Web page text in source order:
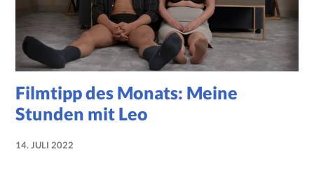
Filmtipp des Monats: Meine
Stunden mit Leo
14. JULI 2022